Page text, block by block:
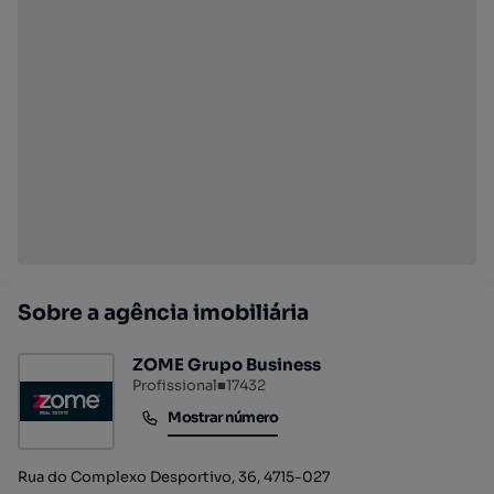
Sobre a agência imobiliária
ZOME Grupo Business
Profissional■17432
Mostrar número
Mostrar número
Rua do Complexo Desportivo, 36, 4715-027